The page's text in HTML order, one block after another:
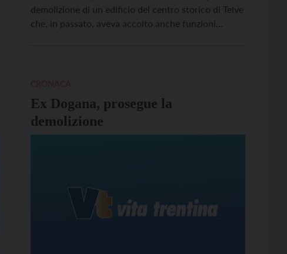
demolizione di un edificio del centro storico di Telve
che, in passato, aveva accolto anche funzioni
Ex Dogana, prosegue la
demolizione